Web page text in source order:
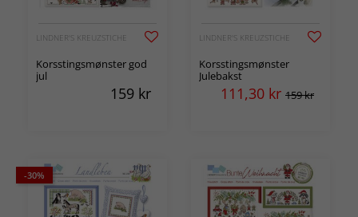
LINDNER'S KREUZSTICHE
Korsstingsmønster god
jul
159 kr
LINDNER'S KREUZSTICHE
Korsstingsmønster
Julebakst
111,30 kr 159 kr
-30%